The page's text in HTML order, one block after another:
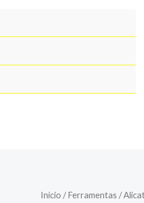
Início /Ferramentas /